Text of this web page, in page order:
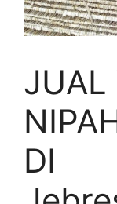
JUAL
DI